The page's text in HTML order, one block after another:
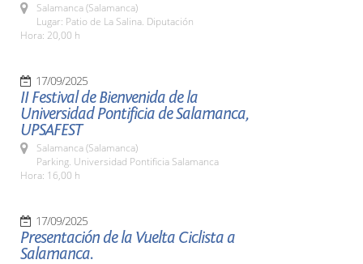
Salamanca (Salamanca)
Lugar: Patio de La Salina. Diputación
Hora: 20,00 h
17/09/2025
II Festival de Bienvenida de la
Universidad Pontificia de Salamanca,
UPSAFEST
Salamanca (Salamanca)
Parking. Universidad Pontificia Salamanca
Hora: 16,00 h
17/09/2025
Presentación de la Vuelta Ciclista a
Salamanca.